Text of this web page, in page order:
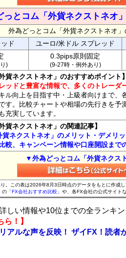
っとコム「外貨ネクストネオ」
外為どっとコム「外貨ネクストネオ
ド
ユーロ/米ドル スプレッド
)
0.3pips原則固定
(9-27時・例外あり)
貨ネクストネオ」のおすすめポイント】
ッドと豊富な情報で、多くのトレーダ
ル向上を目指す中・上級者向けまで、
す。比較チャートや相場の先行きを予
充実しています。
貨ネクストネオ」の関連記事】
ネクストネオ」のメリット・デメリ
較、キャンペーン情報や口座開設まで
▼外為どっとコム「外貨ネクス
。この表は2026年8月3日時点のデータをもとに作成
の 「FX会社おすすめ比較」 や、各FX会社の公式サイト
しい情報や10位までの全ランキ
！】
アルな声を反映！ ザイFX！読者